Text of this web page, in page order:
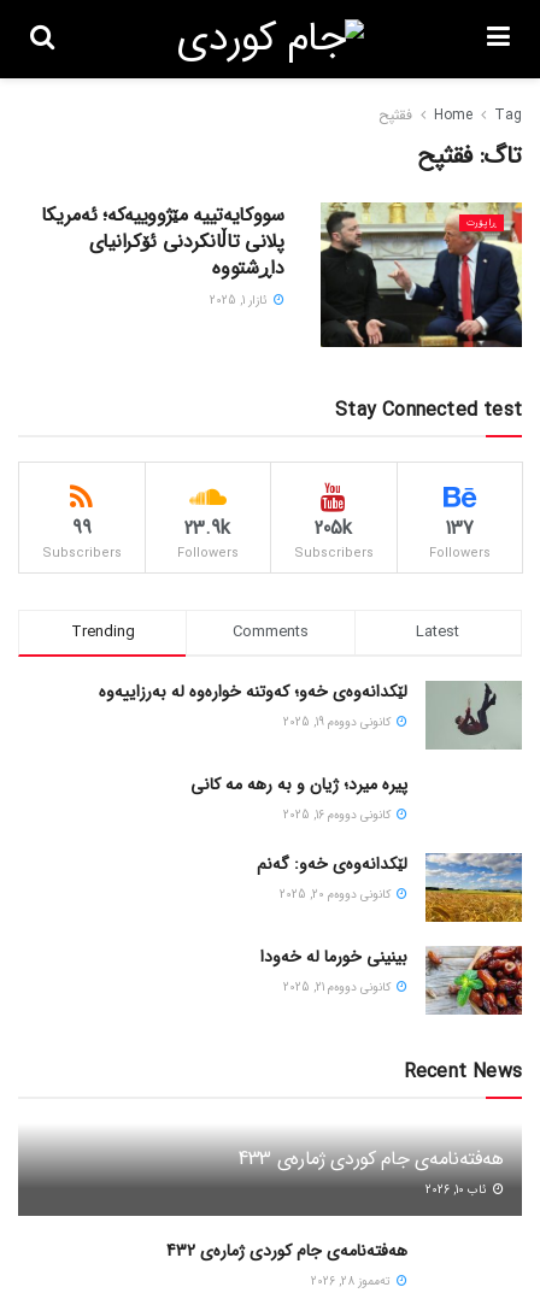
Home Tag فقثپح
تاگ:فقثپح
ڕاپۆرت
سووکایەتییە مێژووییەکە؛ ئەمریکا
پلانی تاڵانکردنی ئۆکرانیای
داڕشتووە
ئازار 1, 2025
Stay Connected test
137
Followers
205k
Subscribers
23.9k
Followers
99
Subscribers
Trending Comments Latest
لێکدانەوەی خەو؛ کەوتنە خوارەوە لە بەرزاییەوە
كانونی دووه‌م 19, 2025
پیره میرد؛ ژیان و به رهه مه کانی
كانونی دووه‌م 16, 2025
لێکدانەوەی خەو: گەنم
كانونی دووه‌م 20, 2025
بینینی خورما لە خەودا
كانونی دووه‌م 21, 2025
Recent News
هەفتەنامەی جام کوردی ژمارەی 433
ئاب 10, 2026
هەفتەنامەی جام کوردی ژمارەی 432
ته‌مموز 28, 2026